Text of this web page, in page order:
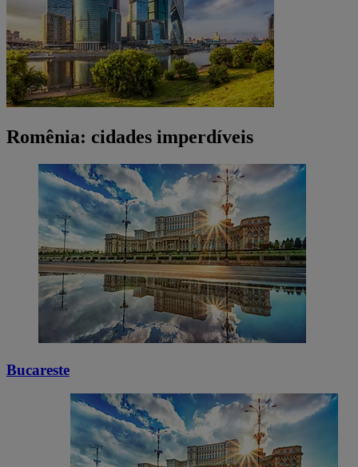
Romênia: cidades imperdíveis
Bucareste